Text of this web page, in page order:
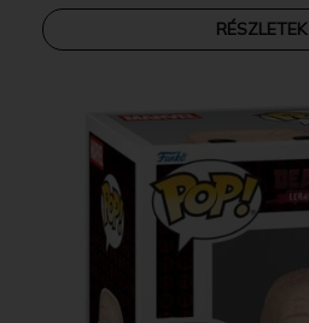
RÉSZLETEK